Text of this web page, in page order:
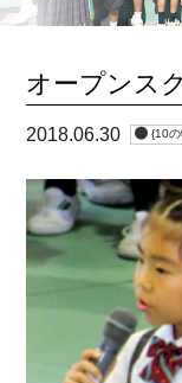
オープンス
2018.06.30 {10